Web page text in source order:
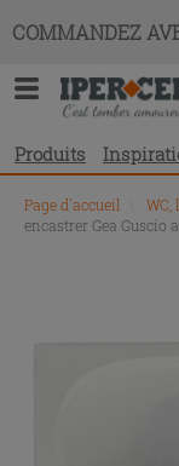
COMMANDEZ
Produits
Page d'accueil
encastrer Gea Guscio